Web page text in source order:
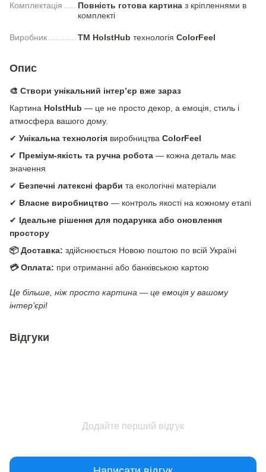
Комплектація Повність готова картина з кріпленнями в
комплекті
Виробник ТМ HolstHub технологія СolorFeel
Опис
🎨 Створи унікальний інтер’єр вже зараз
Картина HolstHub — це не просто декор, а емоція, стиль і
атмосфера вашого дому.
✔ Унікальна технологія виробництва ColorFeel
✔ Преміум-якість та ручна робота — кожна деталь має
значення
✔ Безпечні латексні фарби та екологічні матеріали
✔ Власне виробництво — контроль якості на кожному етапі
✔ Ідеальне рішення для подарунка або оновлення
простору
📦 Доставка: здійснюється Новою поштою по всій Україні
💳 Оплата: при отриманні або банківською картою
Це більше, ніж просто картина — це емоція у вашому
інтер’єрі!
Відгуки
Додайте перший відгук